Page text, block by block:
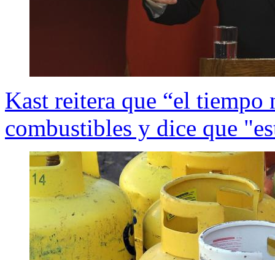
Kast reitera que “el tiempo
combustibles y dice que